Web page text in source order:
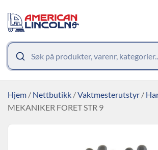
Hjem / Nettbutikk /Vaktmesterutstyr /
MEKANIKER FORET STR 9